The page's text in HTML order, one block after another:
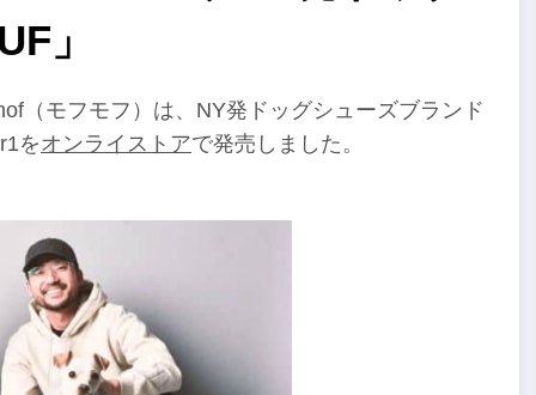
」
（モフモフ）は、NY発ドッグシューズブランド
をオンライストアで発売しました。